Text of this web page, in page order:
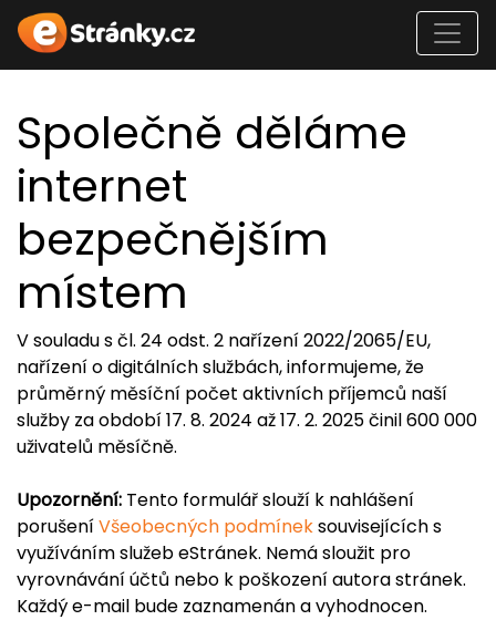
Společně děláme
internet
bezpečnějším
místem
V souladu s čl. 24 odst. 2 nařízení 2022/2065/EU,
nařízení o digitálních službách, informujeme, že
průměrný měsíční počet aktivních příjemců naší
služby za období 17. 8. 2024 až 17. 2. 2025 činil 600 000
uživatelů měsíčně.
Upozornění: Tento formulář slouží k nahlášení
porušeníVšeobecných podmíneksouvisejících s
využíváním služeb eStránek. Nemá sloužit pro
vyrovnávání účtů nebo k poškození autora stránek.
Každý e-mail bude zaznamenán a vyhodnocen.